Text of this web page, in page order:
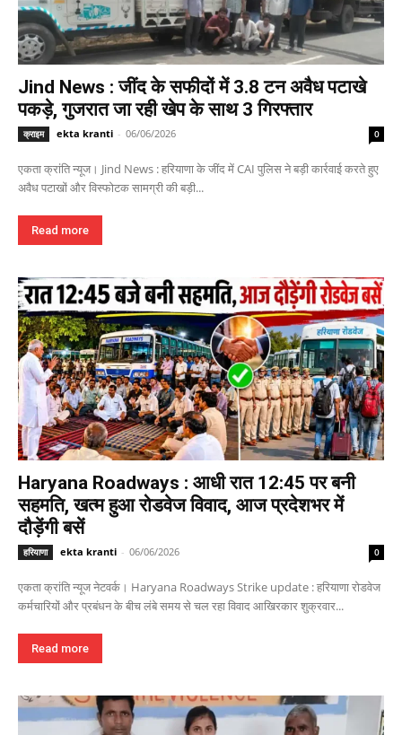
Jind News : जींद के सफीदों में 3.8 टन अवैध पटाखे
पकड़े, गुजरात जा रही खेप के साथ 3 गिरफ्तार
क्राइम ekta kranti - 06/06/2026 0
एकता क्रांति न्यूज। Jind News : हरियाणा के जींद में CAI पुलिस ने बड़ी कार्रवाई करते हुए
अवैध पटाखों और विस्फोटक सामग्री की बड़ी...
Read more
Haryana Roadways : आधी रात 12:45 पर बनी
सहमति, खत्म हुआ रोडवेज विवाद, आज प्रदेशभर में
दौड़ेंगी बसें
हरियाणा ekta kranti - 06/06/2026 0
एकता क्रांति न्यूज नेटवर्क। Haryana Roadways Strike update : हरियाणा रोडवेज
कर्मचारियों और प्रबंधन के बीच लंबे समय से चल रहा विवाद आखिरकार शुक्रवार...
Read more